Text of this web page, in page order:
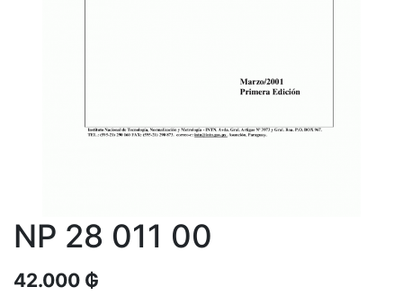
NP 28 011 00
42.000 ₲